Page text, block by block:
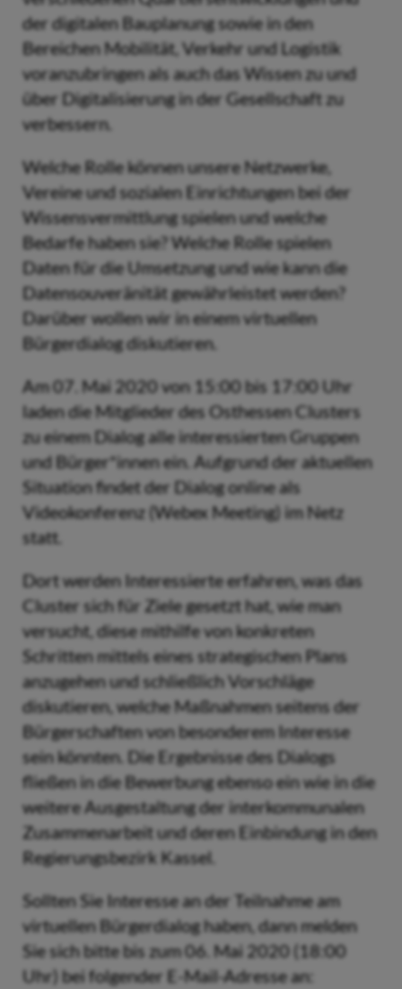
der digitalen Bauplanung sowie in den
Bereichen Mobilität, Verkehr und Logistik
voranzubringen als auch das Wissen zu und
über Digitalisierung in der Gesellschaft zu
verbessern.
Welche Rolle können unsere Netzwerke,
Vereine und sozialen Einrichtungen bei der
Wissensvermittlung spielen und welche
Bedarfe haben sie? Welche Rolle spielen
Daten für die Umsetzung und wie kann die
Datensouveränität gewährleistet werden?
Darüber wollen wir in einem virtuellen
Bürgerdialog diskutieren.
Am 07. Mai 2020 von 15:00 bis 17:00 Uhr
laden die Mitglieder des Osthessen Clusters
zu einem Dialog alle interessierten Gruppen
und Bürger*innen ein. Aufgrund der aktuellen
Situation findet der Dialog online als
Videokonferenz (Webex Meeting) im Netz
statt.
Dort werden Interessierte erfahren, was das
Cluster sich für Ziele gesetzt hat, wie man
versucht, diese mithilfe von konkreten
Schritten mittels eines strategischen Plans
anzugehen und schließlich Vorschläge
diskutieren, welche Maßnahmen seitens der
Bürgerschaften von besonderem Interesse
sein könnten. Die Ergebnisse des Dialogs
fließen in die Bewerbung ebenso ein wie in die
weitere Ausgestaltung der interkommunalen
Zusammenarbeit und deren Einbindung in den
Regierungsbezirk Kassel.
Sollten Sie Interesse an der Teilnahme am
virtuellen Bürgerdialog haben, dann melden
Sie sich bitte bis zum 06. Mai 2020 (18:00
Uhr) bei folgender E-Mail-Adresse an: